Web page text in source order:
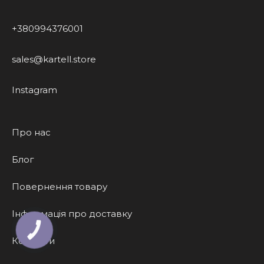
+380994376001
sales@kartell.store
Instagram
Про нас
Блог
Повернення товару
Інформація про доставку
Контакти
КНОПКА
ЗВ'ЯЗКУ